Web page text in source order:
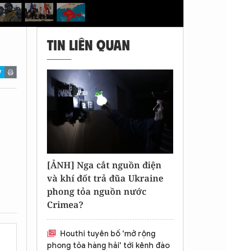
TIN LIÊN QUAN
[ẢNH] Nga cắt nguồn điện
và khí đốt trả đũa Ukraine
phong tỏa nguồn nước
Crimea?
Houthi tuyên bố 'mở rộng
phong tỏa hàng hải' tới kênh đào